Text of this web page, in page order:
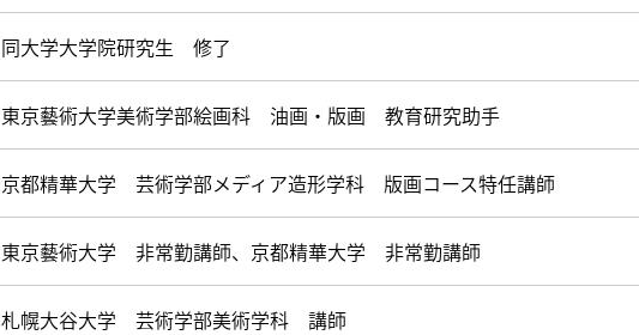
同大学大学院研究生 修了
東京藝術大学美術学部絵画科 油画・版画 教育研究助手
京都精華大学 芸術学部メディア造形学科 版画コース特任講師
東京藝術大学 非常勤講師、京都精華大学 非常勤講師
札幌大谷大学 芸術学部美術学科 講師